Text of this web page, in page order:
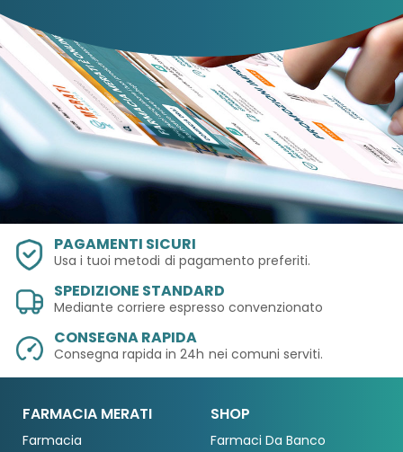
PAGAMENTI SICURI
Usa i tuoi metodi di pagamento preferiti.
SPEDIZIONE STANDARD
Mediante corriere espresso convenzionato
CONSEGNA RAPIDA
Consegna rapida in 24h nei comuni serviti.
FARMACIA MERATI
Farmacia
SHOP
Farmaci Da Banco